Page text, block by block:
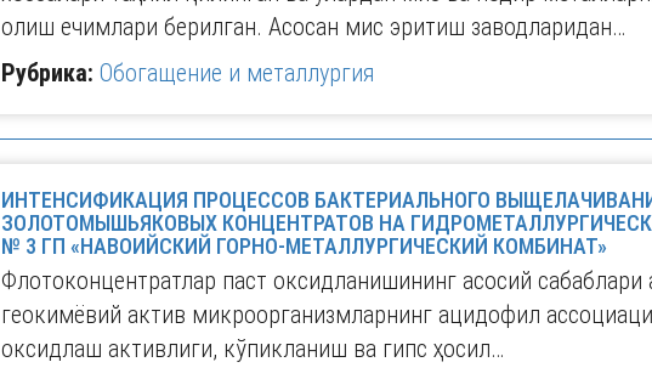
олиш ечимлари берилган. Асосан мис эритиш заводларидан…
Рубрика: Обогащение и металлургия
ИНТЕНСИФИКАЦИЯ ПРОЦЕССОВ БАКТЕРИАЛЬНОГО
ЗОЛОТОМЫШЬЯКОВЫХ КОНЦЕНТРАТОВ НА
№ 3 ГП «НАВОИЙСКИЙ ГОРНО-МЕТАЛЛУРГИЧЕСКИЙ КОМБИНАТ»
Флотоконцентратлар паст оксидланишининг асосий сабаблари
геокимёвий актив микроорганизмларнинг ацидофил
оксидлаш активлиги, кўпикланиш ва гипс ҳосил…